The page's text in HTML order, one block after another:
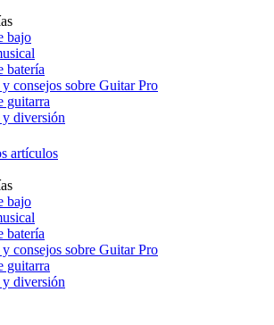
bajo
batería
consejos sobre Guitar Pro
guitarra
diversión
artículos
bajo
batería
consejos sobre Guitar Pro
guitarra
diversión